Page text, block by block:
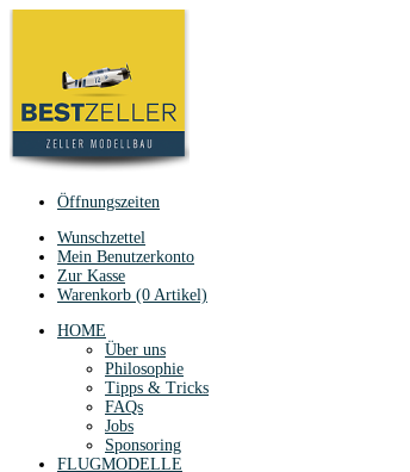
Öffnungszeiten
Wunschzettel
Mein Benutzerkonto
Zur Kasse
Warenkorb (0 Artikel)
HOME
Über uns
Philosophie
Tipps & Tricks
FAQs
Jobs
Sponsoring
FLUGMODELLE